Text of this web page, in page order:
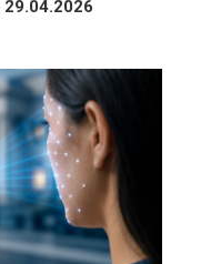
29.04.2026